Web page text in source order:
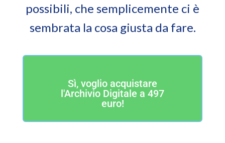
possibili, che semplicemente ci è
sembrata la cosa giusta da fare.
Sì, voglio acquistare
l'Archivio Digitale a 497
euro!